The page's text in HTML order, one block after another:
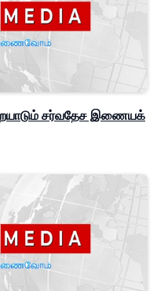
சர்வதேச இணையக்